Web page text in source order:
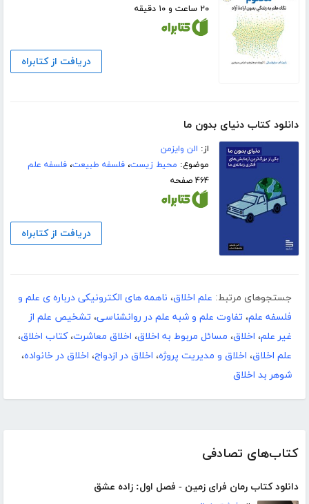
کتاب‌های تصادفی
دانلود کتاب رمان فرای زمین - فصل اول: زاده عشق
۲۰ ساعت و ۱۰ دقیقه
دریافت از کتابراه
دانلود کتاب دنیای بدون ما
از: الن وایزمن
موضوع: محیط زیست،فلسفه طبیعت،فلسفه علم
۴۶۴ صفحه
دریافت از کتابراه
جستجوهای مرتبط: علم اخلاق، ناهمه های الکترونیکی درباره ی علم و
فلسفه علم، تفاوت علم و شبه علم در روانشناسی، تشخیص علم از
غیر علم، اخلاق، مسائل مربوط به اخلاق، اخلاق معاشرت،کتاب اخلاق،
علم اخلاق، اخلاق و مدیریت پروژه، اخلاق در ازدواج، اخلاق در خانواده،
شوهر بد اخلاق